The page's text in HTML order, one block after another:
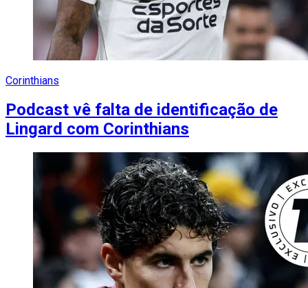
Corinthians
Podcast vê falta de identificação de
Lingard com Corinthians